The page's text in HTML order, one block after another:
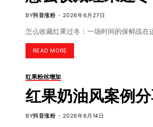
BY抖音涨粉 2026年6月27日
怎么收藏红果过冬：一场时间的保鲜战在
READ MORE
红果粉丝增加
红果奶油风案例
BY抖音涨粉 2026年6月14日